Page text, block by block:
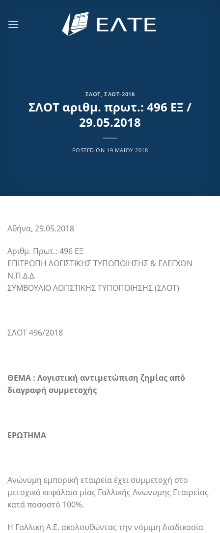
περιεχόμενο
ΣΛΟΤ ,ΣΛΟΤ-2018
ΣΛΟΤ αριθμ. πρωτ.: 496 ΕΞ /
29.05.2018
POSTED ON 19 ΜΑΪ́ΟΥ 2018
Αθήνα, 29.05.2018
Αριθμ. Πρωτ.: 496 ΕΞ
ΕΠΙΤΡΟΠΗ ΛΟΓΙΣΤΙΚΗΣ ΤΥΠΟΠΟΙΗΣΗΣ & ΕΛΕΓΧΩΝ
Ν.Π.Δ.Δ.
ΣΥΜΒΟΥΛΙΟ ΛΟΓΙΣΤΙΚΗΣ ΤΥΠΟΠΟΙΗΣΗΣ (ΣΛΟΤ)
ΣΛΟΤ 496/2018
ΘΕΜΑ : Λογιστική αντιμετώπιση ζημίας από
διαγραφή συμμετοχής
ΕΡΩΤΗΜΑ
Ανώνυμη εμπορική εταιρεία έχει συμμετοχή στο
μετοχικό κεφάλαιο μίας Γαλλικής Ανώνυμης Εταιρείας
κατά ποσοστό 100%.
Η Γαλλική Α.Ε. ακολουθώντας την νόμιμη διαδικασία